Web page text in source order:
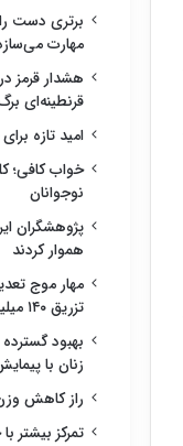
برتری دست
مهارت
هشدار قرمز
قرنطینه‌ای
امید تازه
خواب کافی؛
نوجوانان
پژوهشگران
هموار کردند
مهار موج
تزریق ۱۴۰ میلیارد تومان
بهبود
زنان با
راز کاهش
تمرکز بیشتر